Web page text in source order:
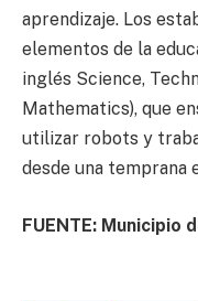
aprendizaje. Los
elementos de la
inglés Science,
Mathematics), que
utilizar robots y
desde una temprana
FUENTE: Municipio